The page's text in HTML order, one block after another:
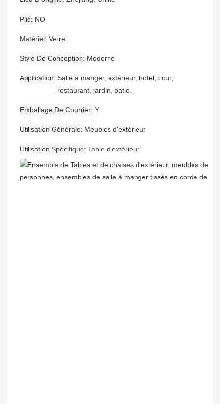
Plié NO
Matériel Verre
Style De Conception Moderne
Application Salle à manger, extérieur, hôtel, cour,
restaurant, jardin, patio.
Emballage De Courrier Y
Utilisation Générale Meubles d'extérieur
Utilisation Spécifique Table d'extérieur